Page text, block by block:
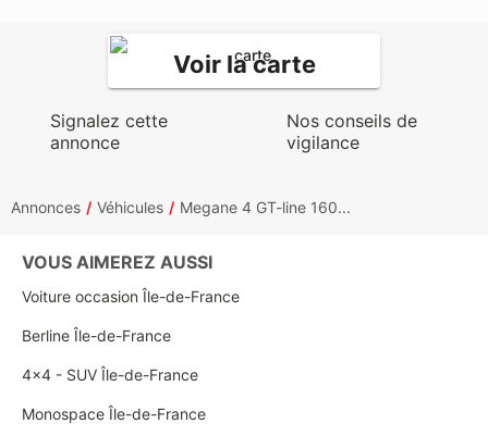
Voir la carte
Signalez cette
annonce
Nos conseils de
vigilance
Annonces Véhicules Megane 4 GT-line 160...
VOUS AIMEREZ AUSSI
Voiture occasion Île-de-France
Berline Île-de-France
4x4 - SUV Île-de-France
Monospace Île-de-France